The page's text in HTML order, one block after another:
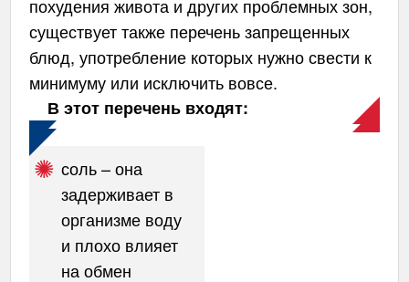
похудения живота и других проблемных зон,
существует также перечень запрещенных
блюд, употребление которых нужно свести к
минимуму или исключить вовсе.
В этот перечень входят:
соль – она
задерживает в
организме воду
и плохо влияет
на обмен